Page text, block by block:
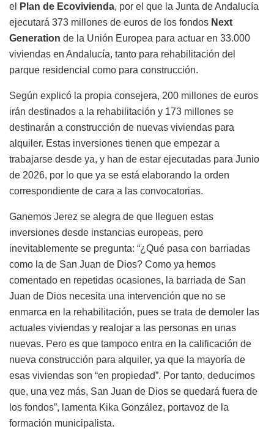
el
Plan de Ecovivienda, por el que la Junta de Andalucía
ejecutará 373 millones de euros de los fondos Next
Generation de la Unión Europea para actuar en 33.000
viviendas en Andalucía, tanto para rehabilitación del
parque residencial como para construcción.
Según explicó la propia consejera, 200 millones de euros
irán destinados a la rehabilitación y 173 millones se
destinarán a construcción de nuevas viviendas para
alquiler. Estas inversiones tienen que empezar a
trabajarse desde ya, y han de estar ejecutadas para Junio
de 2026, por lo que ya se está elaborando la orden
correspondiente de cara a las convocatorias.
Ganemos Jerez se alegra de que lleguen estas
inversiones desde instancias europeas, pero
inevitablemente se pregunta: “¿Qué pasa con barriadas
como la de San Juan de Dios? Como ya hemos
comentado en repetidas ocasiones, la barriada de San
Juan de Dios necesita una intervención que no se
enmarca en la rehabilitación, pues se trata de demoler las
actuales viviendas y realojar a las personas en unas
nuevas. Pero es que tampoco entra en la calificación de
nueva construcción para alquiler, ya que la mayoría de
esas viviendas son “en propiedad”. Por tanto, deducimos
que, una vez más, San Juan de Dios se quedará fuera de
los fondos”, lamenta Kika González, portavoz de la
formación municipalista.